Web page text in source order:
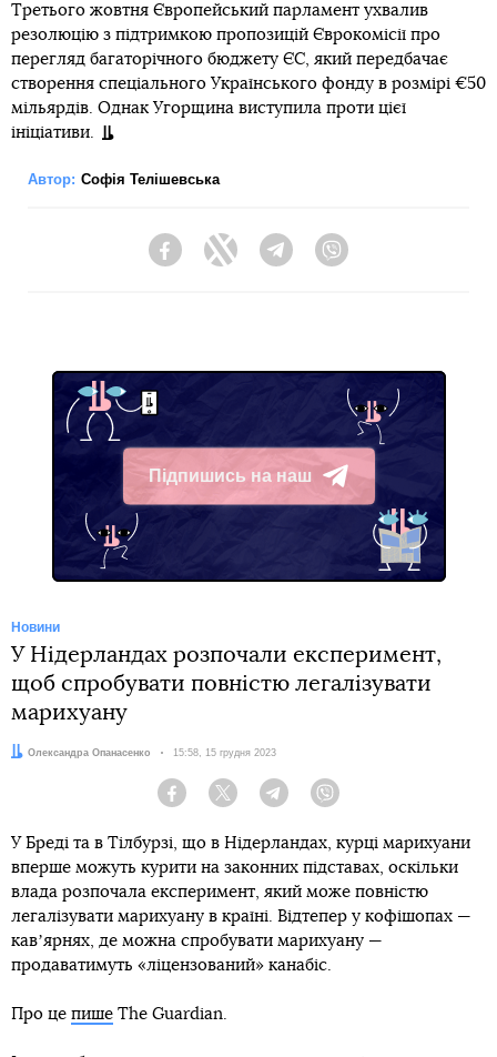
Третього жовтня Європейський парламент ухвалив
резолюцію з підтримкою пропозицій Єврокомісії про
перегляд багаторічного бюджету ЄС, який передбачає
створення спеціального Українського фонду в розмірі €50
мільярдів. Однак Угорщина виступила проти цієї
ініціативи.
Автор: Софія Телішевська
FacebookTwitter Telegram
Підпишись на наш
Telegram
Новини
У Нідерландах розпочали експеримент,
щоб спробувати повністю легалізувати
марихуану
Автор:
Олександра Опанасенко Дата:
15:58, 15 грудня 2023
Facebook Twitter Telegram
У Бреді та в Тілбурзі, що в Нідерландах, курці марихуани
вперше можуть курити на законних підставах, оскільки
влада розпочала експеримент, який може повністю
легалізувати марихуану в країні. Відтепер у кофішопах —
кавʼярнях, де можна спробувати марихуану —
продаватимуть «ліцензований» канабіс.
Про це пише The Guardian.